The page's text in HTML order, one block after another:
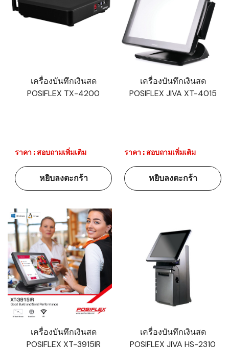
เครื่องบันทึกเงินสด
POSIFLEX TX-4200
ราคา : สอบถามเพิ่มเติม
หยิบลงตะกร้า
เครื่องบันทึกเงินสด
POSIFLEX JIVA XT-4015
ราคา : สอบถามเพิ่มเติม
หยิบลงตะกร้า
เครื่องบันทึกเงินสด
POSIFLEX XT-3915IR
เครื่องบันทึกเงินสด
POSIFLEX JIVA HS-2310